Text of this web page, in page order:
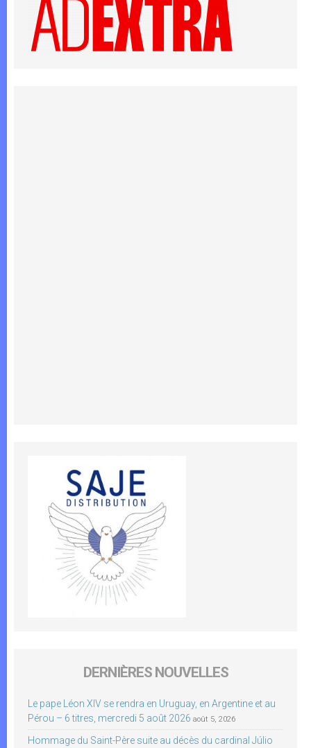
DERNIÈRES NOUVELLES
Le pape Léon XIV se rendra en Uruguay, en Argentine et au
Pérou – 6 titres, mercredi 5 août 2026 août 5, 2026
Hommage du Saint-Père suite au décès du cardinal Júlio